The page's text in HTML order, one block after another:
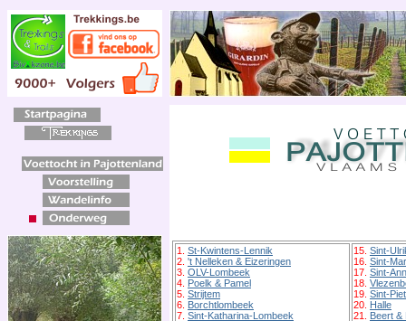
1. St-Kwintens-Lennik
2. 't Nelleken & Eizeringen
3. OLV-Lombeek
4. Poelk & Pamel
5. Strijtem
6. Borchtlombeek
7. Sint-Katharina-Lombeek
15. Sint-
16. Sint-
17. Sint-
18.
19. Sint-
20. Halle
21. Beert &